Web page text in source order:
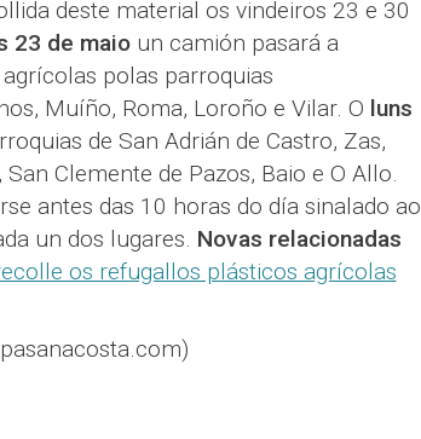
deste material os vindeiros 23 e 30
23 de maioun camión pasará a
polas parroquias
Muíño, Roma, Loroño e Vilar. O luns
de San Adrián de Castro, Zas,
Clemente de Pazos, Baio e O Allo.
antes das 10 horas do día sinalado ao
un dos lugares. Novas relacionadas
os refugallos plásticos agrícolas